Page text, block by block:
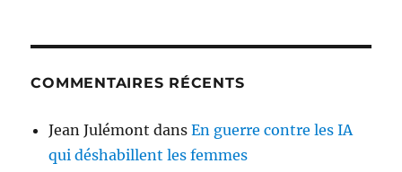
COMMENTAIRES RÉCENTS
Jean Julémont dansEn guerre contre les IA
qui déshabillent les femmes